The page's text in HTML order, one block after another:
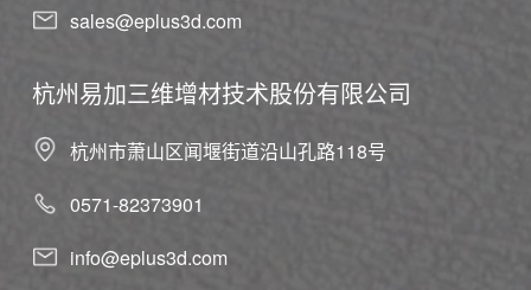
sales@eplus3d.com
杭州易加三维增材技术股份有限公司
杭州市萧山区闻堰街道沿山孔路118号
0571-82373901
info@eplus3d.com